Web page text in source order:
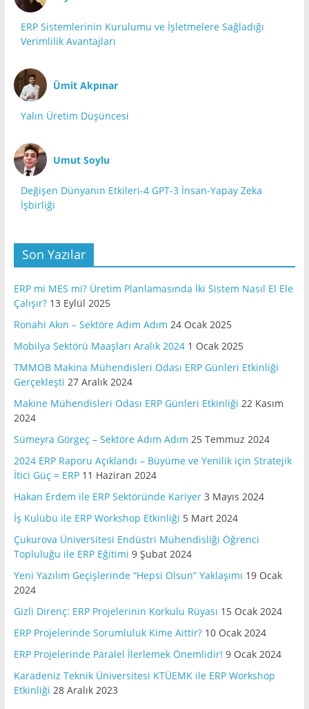
ERP Sistemlerinin Kurulumu ve İşletmelere Sağladığı
Verimlilik Avantajları
Ümit Akpınar
Yalın Üretim Düşüncesi
Umut Soylu
Değişen Dünyanın Etkileri-4 GPT-3 İnsan-Yapay Zeka
İşbirliği
Son Yazılar
ERP mi MES mi? Üretim Planlamasında İki Sistem Nasıl El Ele
Çalışır? 13 Eylül 2025
Ronahi Akın – Sektöre Adım Adım 24 Ocak 2025
Mobilya Sektörü Maaşları Aralık 2024 1 Ocak 2025
TMMOB Makina Mühendisleri Odası ERP Günleri Etkinliği
Gerçekleşti 27 Aralık 2024
Makine Mühendisleri Odası ERP Günleri Etkinliği 22 Kasım
2024
Sümeyra Görgeç – Sektöre Adım Adım 25 Temmuz 2024
2024 ERP Raporu Açıklandı – Büyüme ve Yenilik için Stratejik
İtici Güç = ERP 11 Haziran 2024
Hakan Erdem ile ERP Sektöründe Kariyer 3 Mayıs 2024
İş Kulübü ile ERP Workshop Etkinliği 5 Mart 2024
Çukurova Üniversitesi Endüstri Mühendisliği Öğrenci
Topluluğu ile ERP Eğitimi 9 Şubat 2024
Yeni Yazılım Geçişlerinde “Hepsi Olsun” Yaklaşımı 19 Ocak
2024
Gizli Direnç: ERP Projelerinin Korkulu Rüyası 15 Ocak 2024
ERP Projelerinde Sorumluluk Kime Aittir? 10 Ocak 2024
ERP Projelerinde Paralel İlerlemek Önemlidir! 9 Ocak 2024
Karadeniz Teknik Üniversitesi KTÜEMK ile ERP Workshop
Etkinliği 28 Aralık 2023